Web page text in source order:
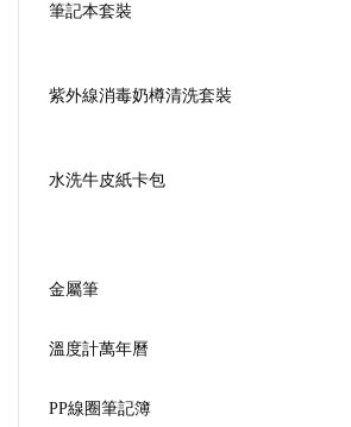
筆記本套裝
紫外線消毒奶樽清洗套裝
水洗牛皮紙卡包
金屬筆
溫度計萬年曆
PP線圈筆記簿